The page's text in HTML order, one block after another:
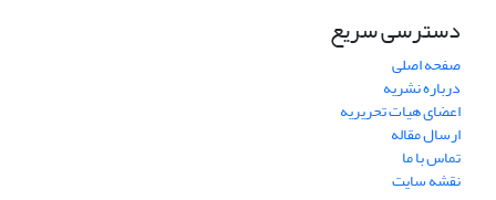
دسترسی سریع
صفحه اصلی
درباره نشریه
اعضای هیات تحریریه
ارسال مقاله
تماس با ما
نقشه سایت